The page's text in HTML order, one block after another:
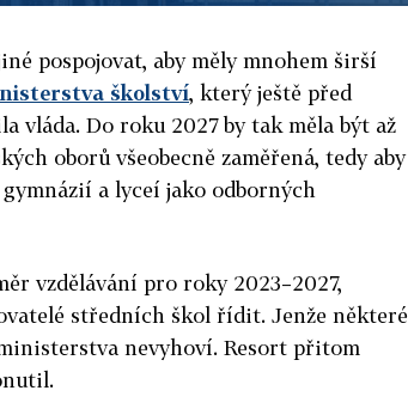
pospojovat, aby měly mnohem širší
školství, který ještě před
vláda. Do roku 2027 by tak měla být až
oborů všeobecně zaměřená, tedy aby
a lyceí jako odborných
vzdělávání pro roky 2023–2027,
středních škol řídit. Jenže některé
nevyhoví. Resort přitom